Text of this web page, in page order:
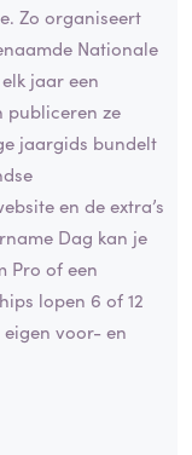
Zo organiseert
Nationale
jaar een
publiceren ze
jaargids bundelt
en de extra’s
Dag kan je
Pro of een
lopen 6 of 12
voor- en